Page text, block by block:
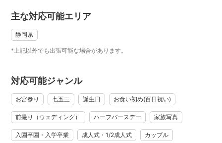
主な対応可能エリア
静岡県
*上記以外でも出張可能な場合があります。
対応可能ジャンル
お宮参り 七五三 誕生日 お食い初め(百日祝い)
前撮り（ウェディング） ハーフバースデー 家族写真
入園卒園・入学卒業 成人式・1/2成人式 カップル